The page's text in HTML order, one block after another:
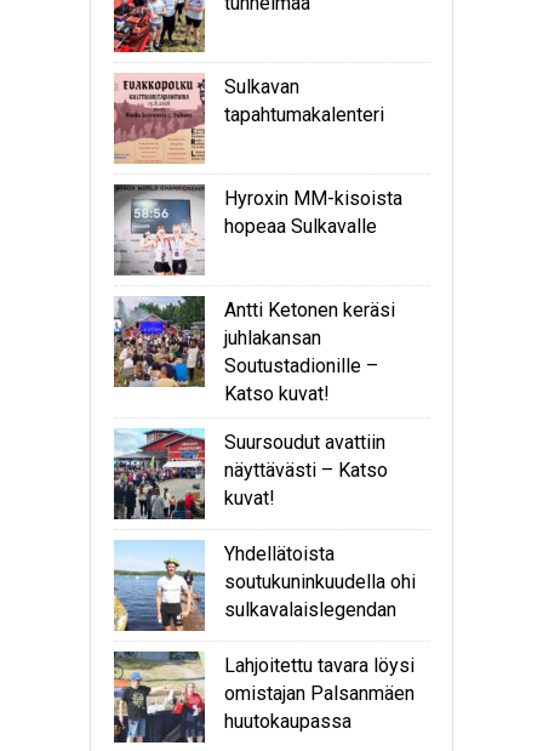
Sulkavan
tapahtumakalenteri
Hyroxin MM-kisoista
hopeaa Sulkavalle
Antti Ketonen keräsi
juhlakansan
Soutustadionille –
Katso kuvat!
Suursoudut avattiin
näyttävästi – Katso
kuvat!
Yhdellätoista
soutukuninkuudella ohi
sulkavalaislegendan
Lahjoitettu tavara löysi
omistajan Palsanmäen
huutokaupassa